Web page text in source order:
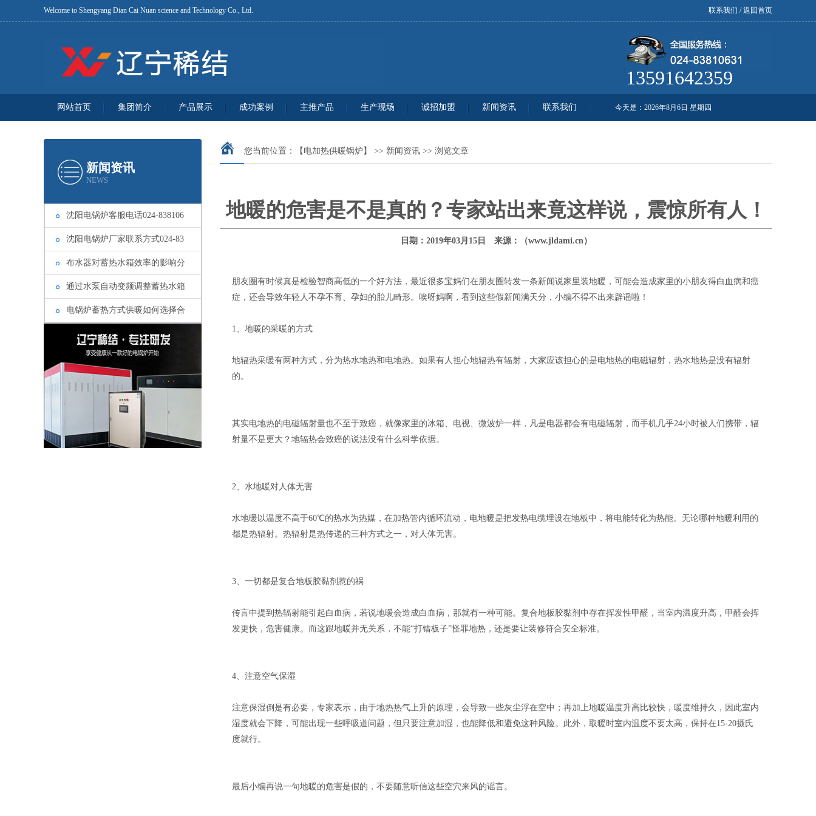
Welcome to Shengyang Dian Cai Nuan science and Technology Co., Ltd. 联系我们 /返回首页
13591642359
网站首页 集团简介 产品展示 成功案例 主推产品 生产现场 诚招加盟 新闻资讯 联系我们 今天是： 2026年8月6日 星期四
新闻资讯
NEWS
沈阳电锅炉客服电话024-838106
沈阳电锅炉厂家联系方式024-83
布水器对蓄热水箱效率的影响分
通过水泵自动变频调整蓄热水箱
电锅炉蓄热方式供暖如何选择合
您当前位置： 【电加热供暖锅炉】 >> 新闻资讯 >> 浏览文章
地暖的危害是不是真的？专家站出来竟这样说，震惊所有人！
日期：2019年03月15日 来源：（www.jldami.cn）
朋友圈有时候真是检验智商高低的一个好方法，最近很多宝妈们在朋友圈转发一条新闻说家里装地暖，可能会造成家里的小朋友得白血病和癌
症，还会导致年轻人不孕不育、孕妇的胎儿畸形。唉呀妈啊，看到这些假新闻满天分，小编不得不出来辟谣啦！
1、地暖的采暖的方式
地辐热采暖有两种方式，分为热水地热和电地热。如果有人担心地辐热有辐射，大家应该担心的是电地热的电磁辐射，热水地热是没有辐射
的。
其实电地热的电磁辐射量也不至于致癌，就像家里的冰箱、电视、微波炉一样，凡是电器都会有电磁辐射，而手机几乎24小时被人们携带，辐
射量不是更大？地辐热会致癌的说法没有什么科学依据。
2、水地暖对人体无害
水地暖以温度不高于60℃的热水为热媒，在加热管内循环流动，电地暖是把发热电缆埋设在地板中，将电能转化为热能。无论哪种地暖利用的
都是热辐射。热辐射是热传递的三种方式之一，对人体无害。
3、一切都是复合地板胶黏剂惹的祸
传言中提到热辐射能引起白血病，若说地暖会造成白血病，那就有一种可能。复合地板胶黏剂中存在挥发性甲醛，当室内温度升高，甲醛会挥
发更快，危害健康。而这跟地暖并无关系，不能“打错板子”怪罪地热，还是要让装修符合安全标准。
4、注意空气保湿
注意保湿倒是有必要，专家表示，由于地热热气上升的原理，会导致一些灰尘浮在空中；再加上地暖温度升高比较快，暖度维持久，因此室内
湿度就会下降，可能出现一些呼吸道问题，但只要注意加湿，也能降低和避免这种风险。此外，取暖时室内温度不要太高，保持在15-20摄氏
度就行。
最后小编再说一句地暖的危害是假的，不要随意听信这些空穴来风的谣言。